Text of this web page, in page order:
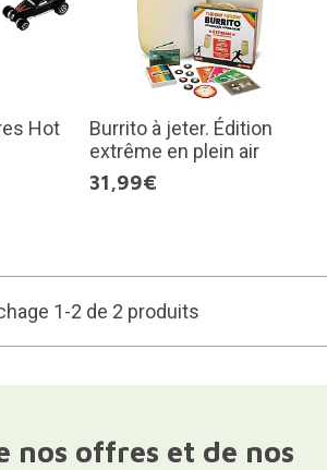
Hot
Burrito à jeter. Édition
extrême en plein air
31,99€
1-2 de 2 produits
nos offres et de nos